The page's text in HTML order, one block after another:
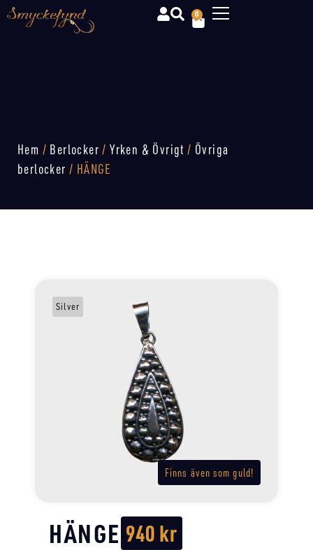
0
Hem / Berlocker /Yrken & Övrigt / Övriga
berlocker / HÄNGE
Finns även som guld!
Silver
HÄNGE 940kr